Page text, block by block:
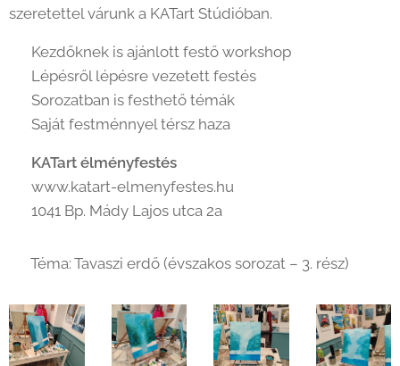
szeretettel várunk a KATart Stúdióban.
✔️ Kezdőknek is ajánlott festő workshop
✔️ Lépésről lépésre vezetett festés
✔️ Sorozatban is festhető témák
✔️ Saját festménnyel térsz haza
KATart élményfestés
🌐 www.katart-elmenyfestes.hu
📍 1041 Bp. Mády Lajos utca 2a
🖼️ Téma: Tavaszi erdő (évszakos sorozat – 3. rész)